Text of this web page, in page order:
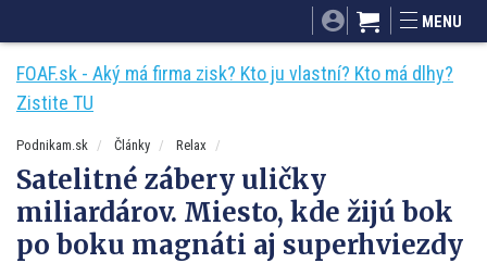
Mnamky-recepty.sk
MENU
FOAF.sk - Aký má firma zisk? Kto ju vlastní? Kto má dlhy?
Zistite TU
Podnikam.sk Články Relax
Satelitné zábery uličky
miliardárov. Miesto, kde žijú bok
po boku magnáti aj superhviezdy